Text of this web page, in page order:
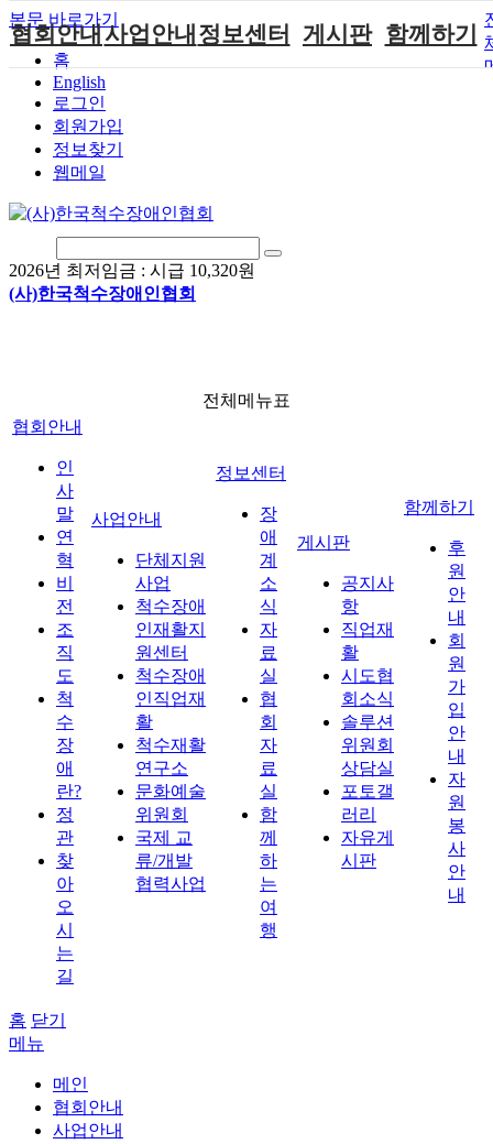
본문 바로가기
홈
English
로그인
회원가입
정보찾기
웹메일
2026년 최저임금 : 시급 10,320원
(사)한국척수장애인협회
협회안내
인사말
연혁
비전
조직도
척수장애란?
찾아오시는길
사업안내
단체지원사업
척수장애인재
활지원센터
척수장애인직
문화예술위원
회
정보센터 게시판 함께하기
전체메뉴표
협회안내
인
사
말
연
혁
비
전
조
직
도
척
수
장
애
란?
정
관
찾
아
오
시
는
길
사업안내
단체지원
사업
척수장애
인재활지
원센터
척수장애
인직업재
활
척수재활
연구소
문화예술
위원회
국제 교
류/개발
협력사업
정보센터
장
애
계
소
식
자
료
실
협
회
자
료
실
함
께
하
는
여
행
게시판
공지사
항
직업재
활
시도협
회소식
솔루션
위원회
상담실
포토갤
러리
자유게
시판
함께하기
후
원
안
내
회
원
가
입
안
내
자
원
봉
사
안
내
홈 닫기
메뉴
메인
협회안내
사업안내